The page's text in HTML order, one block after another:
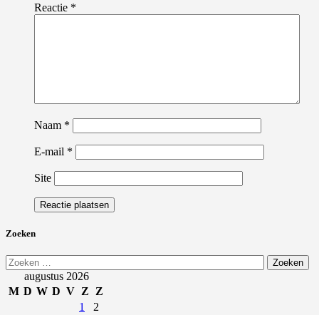
Reactie *
Naam *
E-mail *
Site
Zoeken
Zoeken
naar:augustus 2026
M D W D V Z
Z
1
2